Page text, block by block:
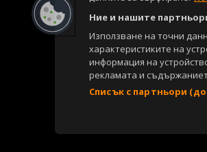
Ние и нашите
Използване на точни
характеристиките на
информация на
рекламата и
Списък с партньори